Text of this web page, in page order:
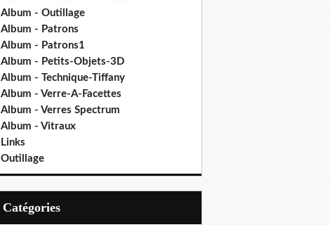
Album - Outillage
Album - Patrons
Album - Patrons1
Album - Petits-Objets-3D
Album - Technique-Tiffany
Album - Verre-A-Facettes
Album - Verres Spectrum
Album - Vitraux
Links
Outillage
Catégories